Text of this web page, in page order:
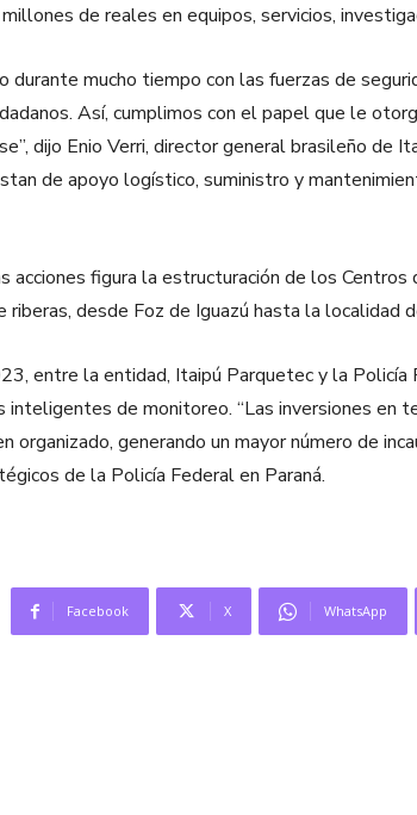
de reales en equipos, servicios,
durante mucho tiempo con las fuerzas de
Así, cumplimos con el papel que le
dijo Enio Verri, director general brasileño
de apoyo logístico, suministro y
acciones figura la estructuración de los
desde Foz de Iguazú hasta la localidad
entre la entidad, Itaipú Parquetec y la Policía
de monitoreo. “Las inversiones en
organizado, generando un mayor número de
de la Policía Federal en Paraná.
Facebook X WhatsApp